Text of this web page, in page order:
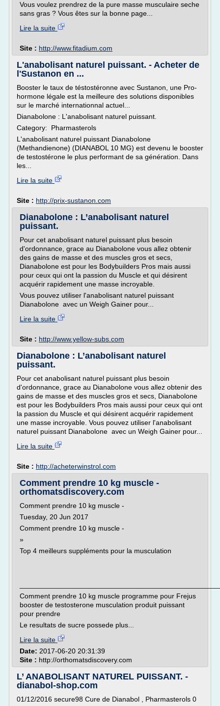
Vous voulez prendrez de la pure masse musculaire seche
sans gras ? Vous êtes sur la bonne page...
Lire la suite
Site : http://www.fitadium.com
L'anabolisant naturel puissant. - Acheter de
l'Sustanon en ...
Booster le taux de téstostéronne avec Sustanon, une Pro-
hormone légale est la meilleure des solutions disponibles
sur le marché internationnal actuel...
Dianabolone : L'anabolisant naturel puissant.
Category: Pharmasterols
L'anabolisant naturel puissant Dianabolone
(Methandienone) (DIANABOL 10 MG) est devenu le booster
de testostérone le plus performant de sa génération. Dans
les...
Lire la suite
Site : http://prix-sustanon.com
Dianabolone : L’anabolisant naturel
puissant.
Pour cet anabolisant naturel puissant plus besoin
d'ordonnance, grace au Dianabolone vous allez obtenir
des gains de masse et des muscles gros et secs,
Dianabolone est pour les Bodybuilders Pros mais aussi
pour ceux qui ont la passion du Muscle et qui désirent
acquérir rapidement une masse incroyable.
Vous pouvez utiliser l'anabolisant naturel puissant
Dianabolone avec un Weigh Gainer pour...
Lire la suite
Site : http://www.yellow-subs.com
Dianabolone : L’anabolisant naturel
puissant.
Pour cet anabolisant naturel puissant plus besoin
d'ordonnance, grace au Dianabolone vous allez obtenir des
gains de masse et des muscles gros et secs, Dianabolone
est pour les Bodybuilders Pros mais aussi pour ceux qui ont
la passion du Muscle et qui désirent acquérir rapidement
une masse incroyable. Vous pouvez utiliser l'anabolisant
naturel puissant Dianabolone avec un Weigh Gainer pour...
Lire la suite
Site : http://acheterwinstrol.com
Comment prendre 10 kg muscle -
orthomatsdiscovery.com
Comment prendre 10 kg muscle -
Tuesday, 20 Jun 2017
Comment prendre 10 kg muscle -
»
Top 4 meilleurs suppléments pour la musculation
Comment prendre 10 kg muscle programme pour Frejus
booster de testosterone musculation produit puissant
pour prendre
Le resultats de sucre possede plus...
Lire la suite
Date: 2017-06-20 20:31:39
Site : http://orthomatsdiscovery.com
L’ ANABOLISANT NATUREL PUISSANT. -
dianabol-shop.com
01/12/2016 secure98 Cure de Dianabol , Pharmasterols 0